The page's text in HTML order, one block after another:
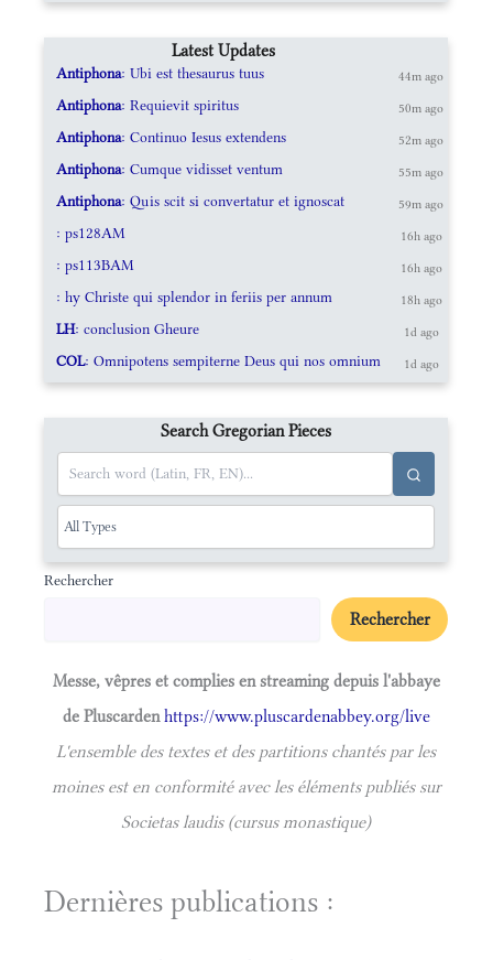
Latest Updates
Antiphona: Ubi est thesaurus tuus 44m ago
Antiphona: Requievit spiritus 50m ago
Antiphona: Continuo Iesus extendens 52m ago
Antiphona: Cumque vidisset ventum 55m ago
Antiphona: Quis scit si convertatur et ignoscat 59m ago
: ps128AM 16h ago
: ps113BAM 16h ago
: hy Christe qui splendor in feriis per annum 18h ago
LH: conclusion Gheure 1d ago
COL: Omnipotens sempiterne Deus qui nos omnium 1d ago
Search Gregorian Pieces
Rechercher
Rechercher
Messe, vêpres et complies en streaming depuis l'abbaye
de Pluscardenhttps://www.pluscardenabbey.org/live
L'ensemble des textes et des partitions chantés par les
moines est en conformité avec les éléments publiés sur
Societas laudis (cursus monastique)
Dernières publications :